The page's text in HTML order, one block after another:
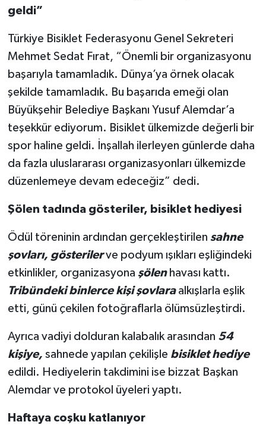
geldi”
Türkiye Bisiklet Federasyonu Genel Sekreteri
Mehmet Sedat Fırat, “Önemli bir organizasyonu
başarıyla tamamladık. Dünya’ya örnek olacak
şekilde tamamladık. Bu başarıda emeği olan
Büyükşehir Belediye Başkanı Yusuf Alemdar’a
teşekkür ediyorum. Bisiklet ülkemizde değerli bir
spor haline geldi. İnşallah ilerleyen günlerde daha
da fazla uluslararası organizasyonları ülkemizde
düzenlemeye devam edeceğiz” dedi.
Şölen tadında gösteriler, bisiklet hediyesi
Ödül töreninin ardından gerçekleştirilen sahne
şovları, gösterilerve podyum ışıkları eşliğindeki
etkinlikler, organizasyona şölenhavası kattı.
Tribündeki binlerce kişi şovlara alkışlarla eşlik
etti, günü çekilen fotoğraflarla ölümsüzleştirdi.
Ayrıca vadiyi dolduran kalabalık arasından 54
kişiye, sahnede yapılan çekilişle bisiklet hediye
edildi. Hediyelerin takdimini ise bizzat Başkan
Alemdar ve protokol üyeleri yaptı.
Haftaya coşku katlanıyor